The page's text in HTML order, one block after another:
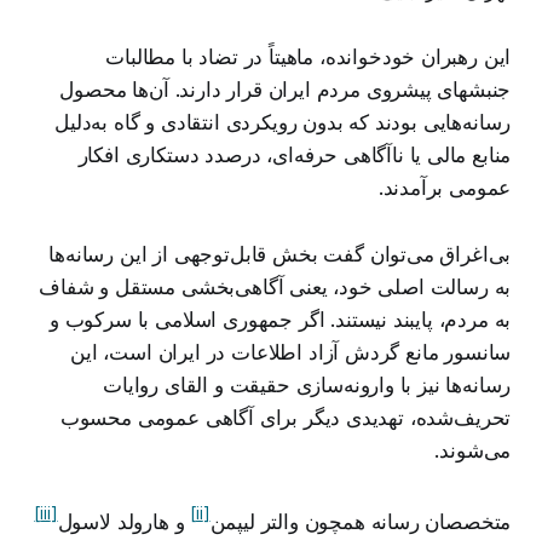
این رهبران خودخوانده، ماهیتاً در تضاد با مطالبات
جنبشهای پیشروی مردم ایران قرار دارند. آن‌ها محصول
رسانه‌هایی بودند که بدون رویکردی انتقادی و گاه به‌دلیل
منابع مالی یا ناآگاهی حرفه‌ای، درصدد دستکاری افکار
عمومی برآمدند.
بی‌اغراق می‌توان گفت بخش قابل‌توجهی از این رسانه‌ها
به رسالت اصلی خود، یعنی آگاهی‌بخشی مستقل و شفاف
به مردم، پایبند نیستند. اگر جمهوری اسلامی با سرکوب و
سانسور مانع گردش آزاد اطلاعات در ایران است، این
رسانه‌ها نیز با وارونه‌سازی حقیقت و القای روایات
تحریف‌شده، تهدیدی دیگر برای آگاهی عمومی محسوب
می‌شوند.
متخصصان رسانه همچون والتر لیپمن[ii] و هارولد لاسول[iii]